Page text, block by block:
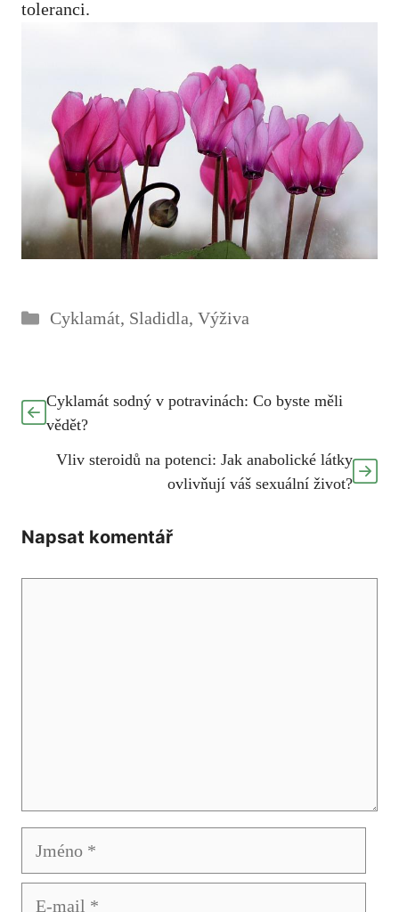
toleranci.
Rubriky
Cyklamát, Sladidla, Výživa
Cyklamát sodný v potravinách: Co byste měli
vědět?
Vliv steroidů na potenci: Jak anabolické látky
ovlivňují váš sexuální život?
Napsat komentář
Jméno